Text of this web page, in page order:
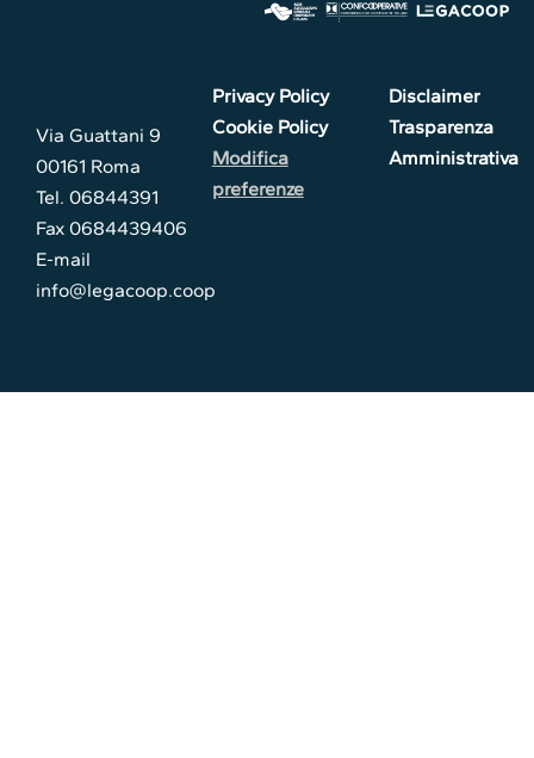
Via Guattani 9
00161 Roma
Tel. 06844391
Fax 0684439406
E-mail
info@legacoop.coop
Privacy Policy
Cookie Policy
Modifica
preferenze
Disclaimer
Trasparenza
Amministrativa